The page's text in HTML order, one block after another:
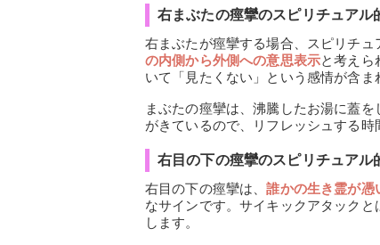
右まぶたの痙攣のスピリチュアル
右まぶたが痙攣する場合、スピリチュ
の内側から外側への意思表示と考えら
いて「見たくない」という感情が含ま
まぶたの痙攣は、沸騰したお湯に蓋
がきているので、リフレッシュする時
右目の下の痙攣のスピリチュアル
右目の下の痙攣は、誰かの生き霊が憑
なサインです。サイキックアタック
します。